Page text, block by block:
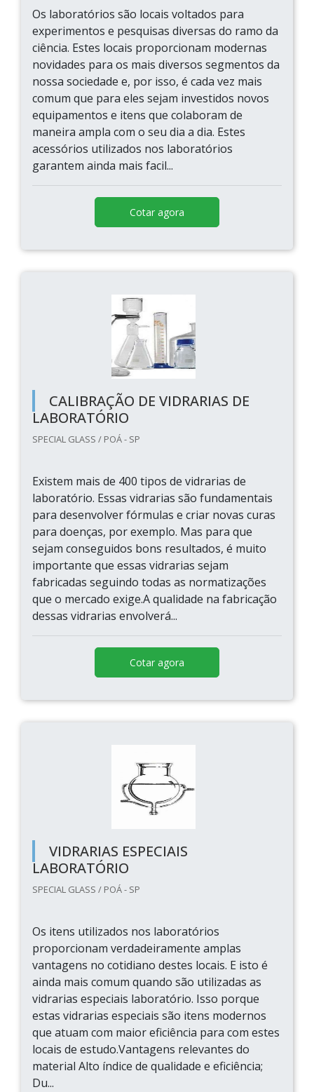
Os laboratórios são locais voltados para
experimentos e pesquisas diversas do ramo da
ciência. Estes locais proporcionam modernas
novidades para os mais diversos segmentos da
nossa sociedade e, por isso, é cada vez mais
comum que para eles sejam investidos novos
equipamentos e itens que colaboram de
maneira ampla com o seu dia a dia. Estes
acessórios utilizados nos laboratórios
garantem ainda mais facil...
Cotar agora
CALIBRAÇÃO DE VIDRARIAS DE
LABORATÓRIO
SPECIAL GLASS / POÁ - SP
Existem mais de 400 tipos de vidrarias de
laboratório. Essas vidrarias são fundamentais
para desenvolver fórmulas e criar novas curas
para doenças, por exemplo. Mas para que
sejam conseguidos bons resultados, é muito
importante que essas vidrarias sejam
fabricadas seguindo todas as normatizações
que o mercado exige.A qualidade na fabricação
dessas vidrarias envolverá...
Cotar agora
VIDRARIAS ESPECIAIS
LABORATÓRIO
SPECIAL GLASS / POÁ - SP
Os itens utilizados nos laboratórios
proporcionam verdadeiramente amplas
vantagens no cotidiano destes locais. E isto é
ainda mais comum quando são utilizadas as
vidrarias especiais laboratório. Isso porque
estas vidrarias especiais são itens modernos
que atuam com maior eficiência para com estes
locais de estudo.Vantagens relevantes do
material Alto índice de qualidade e eficiência;
Du...